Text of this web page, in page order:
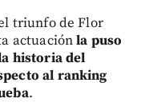
triunfo de Flor
actuaciónla puso
historia del
al ranking
.